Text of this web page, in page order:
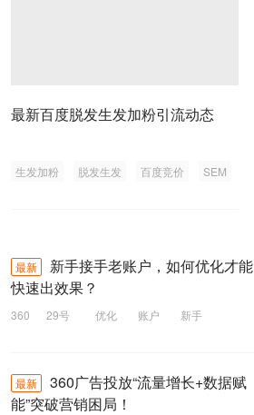
最新百度脱发生发加粉引流动态
生发加粉 脱发生发 百度竞价 SEM
最新
新手接手老账户，如何优化才能
快速出效果？
360 29号 优化 账户 新手
最新
360广告投放“流量增长+数据赋
能”突破营销困局！